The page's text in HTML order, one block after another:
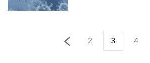
2 3 4